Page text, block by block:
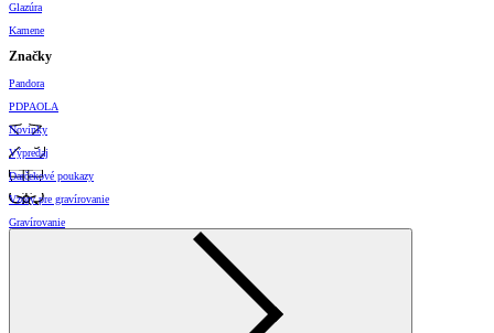
Glazúra
Kamene
Značky
Pandora
PDPAOLA
Novinky
Výpredaj
Darčekové poukazy
Vzory pre gravírovanie
Gravírovanie